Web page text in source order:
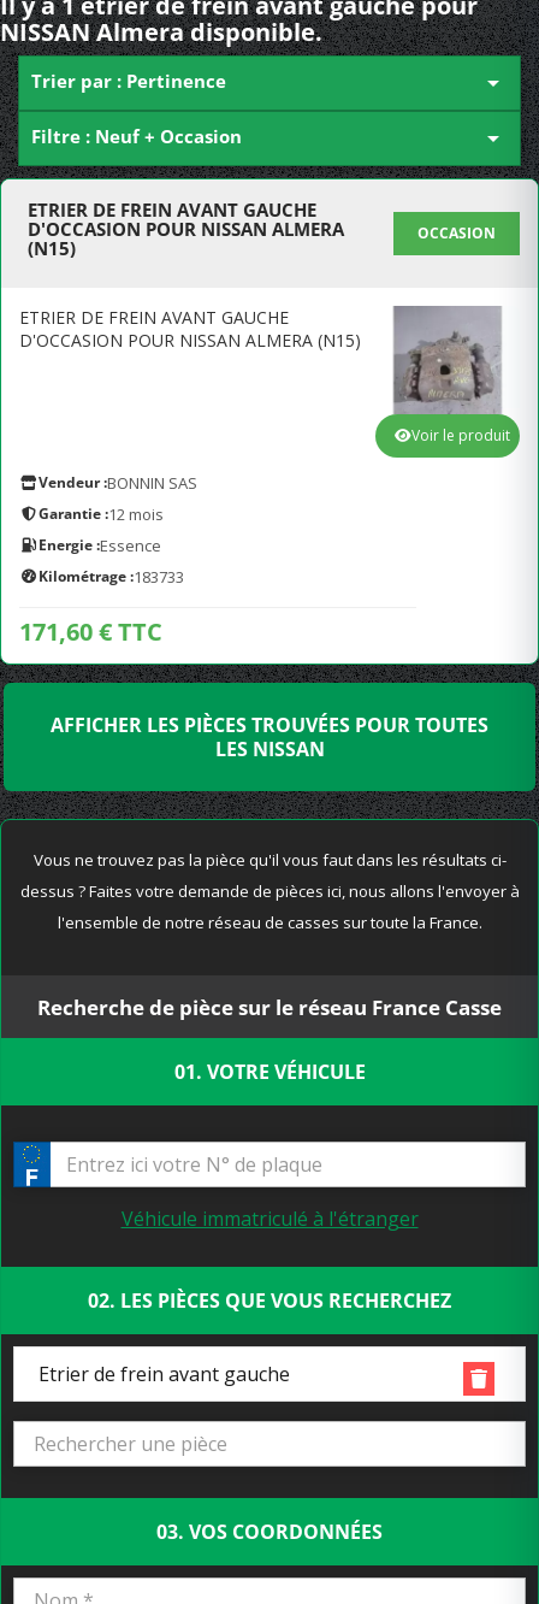
NISSAN Almera disponible.
Trier par : Pertinence 
Filtre : Neuf + Occasion 
ETRIER DE FREIN AVANT GAUCHE
D'OCCASION POUR NISSAN ALMERA
(N15)
OCCASION
ETRIER DE FREIN AVANT GAUCHE
D'OCCASION POUR NISSAN ALMERA (N15)
Vendeur :BONNIN SAS
Garantie :12 mois
Energie :Essence
Kilométrage :183733
171,60 € TTC
Voir le produit
AFFICHER LES PIÈCES TROUVÉES POUR TOUTES
LES NISSAN
Vous ne trouvez pas la pièce qu'il vous faut dans les résultats ci-
dessus ? Faites votre demande de pièces ici, nous allons l'envoyer à
l'ensemble de notre réseau de casses sur toute la France.
Recherche de pièce sur le réseau France Casse
01. VOTRE VÉHICULE
Véhicule immatriculé à l'étranger
02. LES PIÈCES QUE VOUS RECHERCHEZ
Etrier de frein avant gauche
03. VOS COORDONNÉES